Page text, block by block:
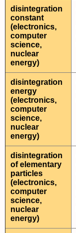
disintegration
constant
(electronics,
computer
science,
nuclear
energy)
disintegration
energy
(electronics,
computer
science,
nuclear
energy)
disintegration
of elementary
particles
(electronics,
computer
science,
nuclear
energy)